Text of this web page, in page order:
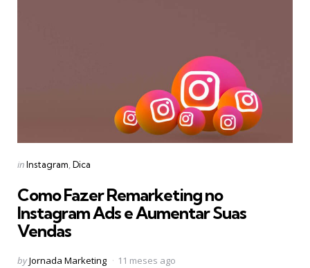
Categories
Posted
inInstagram Dica
Como Fazer Remarketing no
Instagram Ads e Aumentar Suas
Vendas
Posted
byJornada Marketing 11 meses ago